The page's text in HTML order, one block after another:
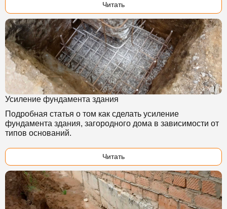
Читать
Усиление фундамента здания
Подробная статья о том как сделать усиление
фундамента здания, загородного дома в зависимости от
типов оснований.
Читать